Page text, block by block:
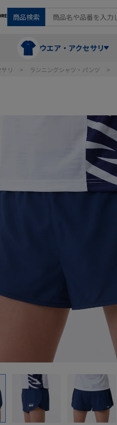
商品検索
ウエア・アクセサリ
ランニングシャツ・パンツ
コート
フォーム・動きづくり
メディシンボール
リ ランニングシャツ・パンツ